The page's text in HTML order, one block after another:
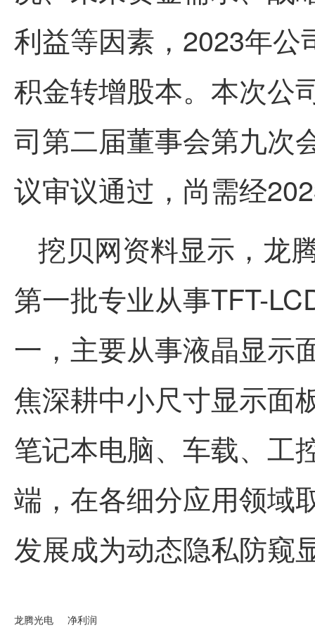
利益等因素，2023年
积金转增股本。本次公
司第二届董事会第九次
议审议通过，尚需经
挖贝网资料显示，龙
第一批专业从事TFT-
一，主要从事液晶显示
焦深耕中小尺寸显示面
笔记本电脑、车载、工
端，在各细分应用领域
发展成为动态隐私防窥
龙腾光电 净利润